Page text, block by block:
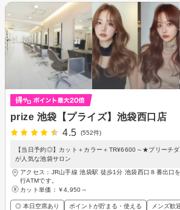
prize 池袋【プライズ】池袋西口店
4.5
(552件)
【当日予約◎】カット＋カラー＋TR¥6600～★ブリーチ
が人気な池袋サロン
アクセス：JR山手線 池袋駅 徒歩1分 池袋西口８番出口
行ATMです。
カット単価： ￥4,950～
◎ 本日空席あり ポイントが貯まる・使える メンズ歓